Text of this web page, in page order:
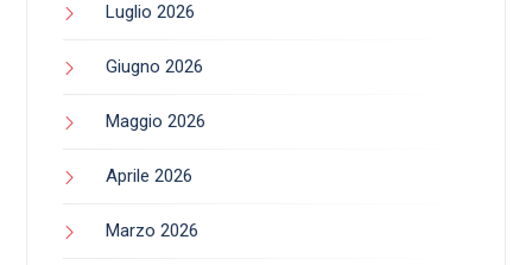
Luglio 2026
Giugno 2026
Maggio 2026
Aprile 2026
Marzo 2026